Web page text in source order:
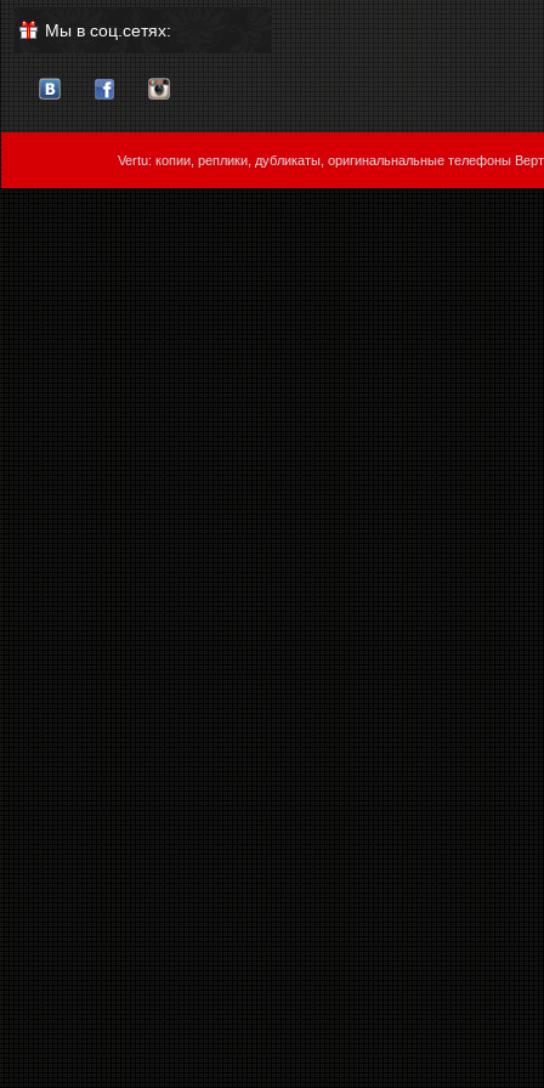
Мы в соц.сетях:
Vertu: копии, реплики, дубликаты, оригинальнальные телефоны